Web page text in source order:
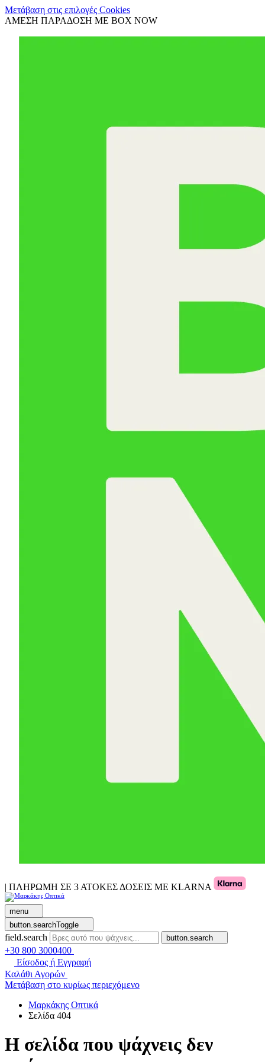
Μετάβαση στις επιλογές Cookies
ΑΜΕΣΗ ΠΑΡΑΔΟΣΗ ΜΕ BOX NOW
| ΠΛΗΡΩΜΗ ΣΕ 3 ΑΤΟΚΕΣ ΔΟΣΕΙΣ ΜΕ KLARNA
menu
button.searchToggle
field.search button.search
+30 800 3000400
Είσοδος ή Εγγραφή
Καλάθι Αγορών
Μετάβαση στο κυρίως περιεχόμενο
Μαρκάκης Οπτικά
Σελίδα 404
Η σελίδα που ψάχνεις δεν